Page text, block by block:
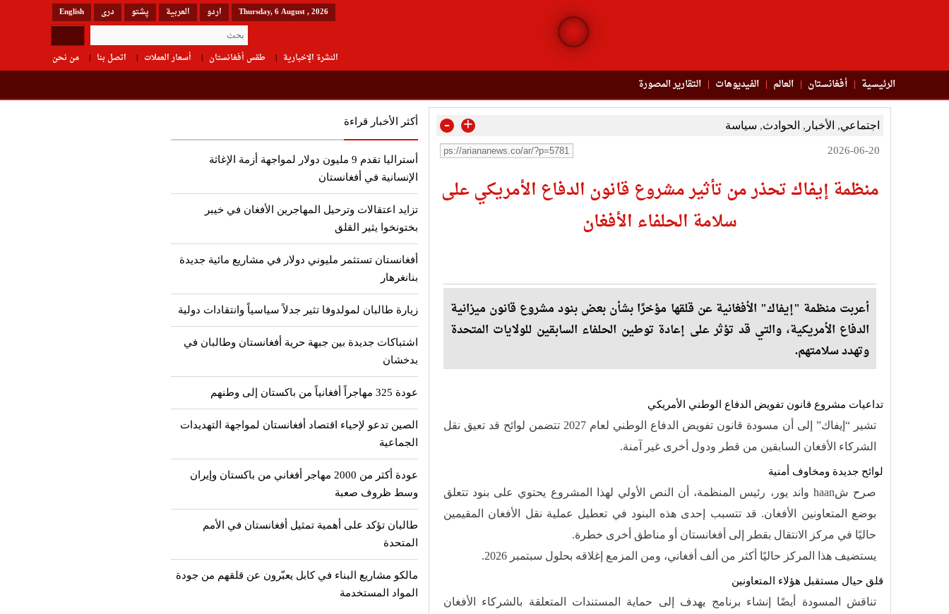
English دری پشتو العربیة اردو Thursday, 6 August , 2026
من نحن اتصل بنا أسعار العملات طقس أفغانستان النشرة الإخبارية
الرئيسية أفغانستان العالم الفیدیوهات التقاریر المصورة
اجتماعي, الأخبار , الحوادث, سياسة - +
2026-06-20
منظمة إيفاك تحذر من تأثير مشروع قانون الدفاع الأمريكي على
سلامة الحلفاء الأفغان
أعربت منظمة "إيفاك" الأفغانية عن قلقها مؤخرًا بشأن بعض بنود مشروع قانون ميزانية
الدفاع الأمريكية، والتي قد تؤثر على إعادة توطين الحلفاء السابقين للولايات المتحدة
وتهدد سلامتهم.
تداعيات مشروع قانون تفويض الدفاع الوطني الأمريكي
تشير “إيفاك” إلى أن مسودة قانون تفويض الدفاع الوطني لعام 2027 تتضمن لوائح قد تعيق نقل
الشركاء الأفغان السابقين من قطر ودول أخرى غير آمنة.
لوائح جديدة ومخاوف أمنية
صرح شhaan واند يور، رئيس المنظمة، أن النص الأولي لهذا المشروع يحتوي على بنود تتعلق
بوضع المتعاونين الأفغان. قد تتسبب إحدى هذه البنود في تعطيل عملية نقل الأفغان المقيمين
حاليًا في مركز الانتقال بقطر إلى أفغانستان أو مناطق أخرى خطرة.
يستضيف هذا المركز حاليًا أكثر من ألف أفغاني، ومن المزمع إغلاقه بحلول سبتمبر 2026.
قلق حيال مستقبل هؤلاء المتعاونين
تناقش المسودة أيضًا إنشاء برنامج يهدف إلى حماية المستندات المتعلقة بالشركاء الأفغان
أكثر الأخبار قراءة
أستراليا تقدم 9 مليون دولار لمواجهة أزمة الإغاثة
الإنسانية في أفغانستان
تزايد اعتقالات وترحيل المهاجرين الأفغان في خيبر
بختونخوا يثير القلق
أفغانستان تستثمر مليوني دولار في مشاريع مائية جديدة
بنانغرهار
زيارة طالبان لمولدوفا تثير جدلاً سياسياً وانتقادات دولية
اشتباكات جديدة بين جبهة حرية أفغانستان وطالبان في
بدخشان
عودة 325 مهاجراً أفغانياً من باكستان إلى وطنهم
الصين تدعو لإحياء اقتصاد أفغانستان لمواجهة التهديدات
الجماعية
عودة أكثر من 2000 مهاجر أفغاني من باكستان وإيران
وسط ظروف صعبة
طالبان تؤكد على أهمية تمثيل أفغانستان في الأمم
المتحدة
مالكو مشاريع البناء في كابل يعبّرون عن قلقهم من جودة
المواد المستخدمة